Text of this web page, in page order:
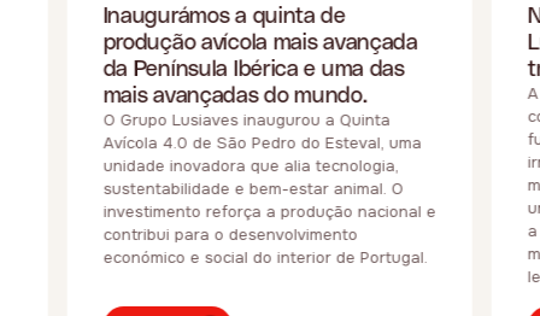
Inaugurámos a quinta de
produção avícola mais avançada
da Península Ibérica e uma das
mais avançadas do mundo.
O Grupo Lusiaves inaugurou a Quinta
Avícola 4.0 de São Pedro do Esteval, uma
unidade inovadora que alia tecnologia,
sustentabilidade e bem-estar animal. O
investimento reforça a produção nacional e
contribui para o desenvolvimento
económico e social do interior de Portugal.